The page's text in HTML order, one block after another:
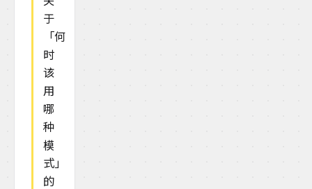
于
「何
时
该
用
哪
种
模
式」
的